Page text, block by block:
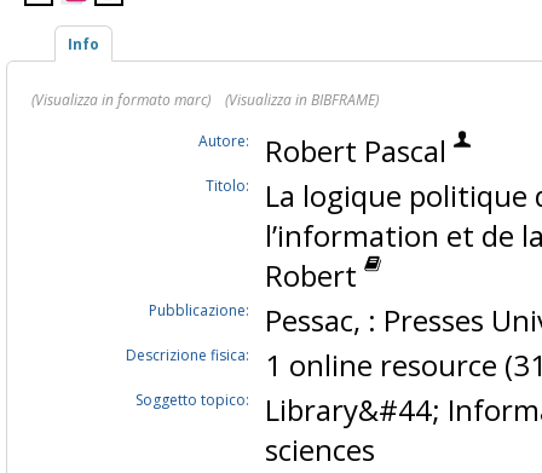
Info
(Visualizza in formato marc)
(Visualizza in BIBFRAME)
Autore:
Robert Pascal
Titolo:
La logique politique
l’information et de
Robert
Pubblicazione: Pessac, : Presses
Descrizione fisica: 1 online resource
Soggetto topico:
Library&#44;
sciences